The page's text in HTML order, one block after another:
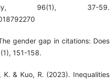
96(1), 37-59.
gender gap in citations: Does
151-158.
K. & Kuo, R. (2023). Inequalities